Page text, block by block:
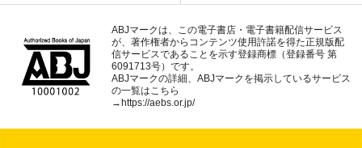
ABJマークは、この電子書店・電子書籍配信サービス
が、著作権者からコンテンツ使用許諾を得た正規版配
信サービスであることを示す登録商標（登録番号 第
6091713号）です。
ABJマークの詳細、ABJマークを掲示しているサービス
の一覧はこちら
→ https://aebs.or.jp/